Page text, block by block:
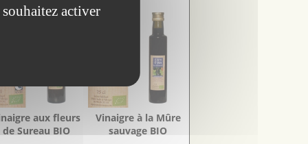
aux fleurs
de Sureau BIO
Vinaigre à la Mûre
sauvage BIO
activer